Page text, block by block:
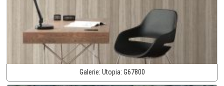
Galerie: Utopia: G67800